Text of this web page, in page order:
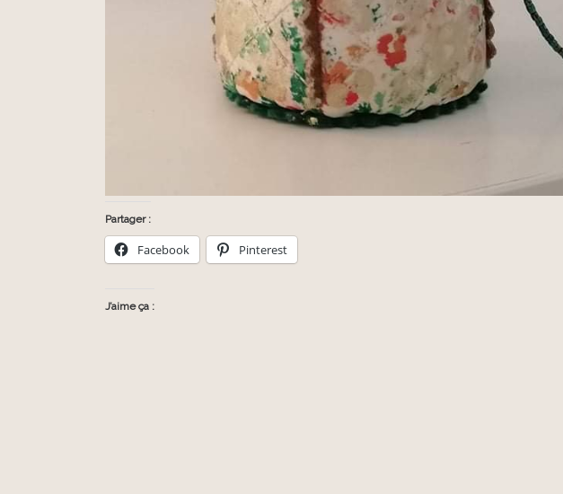
Partager :
Facebook Pinterest
J’aime ça :